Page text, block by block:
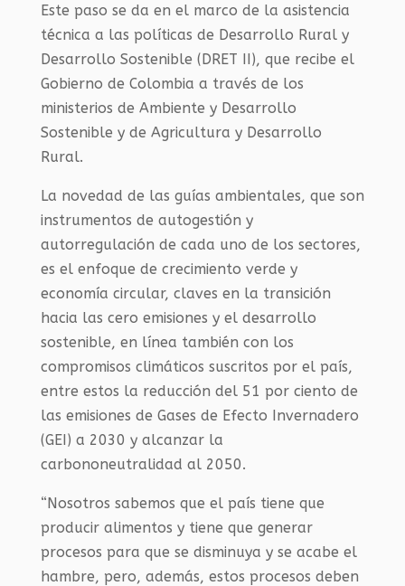
Este paso se da en el marco de la asistencia
técnica a las políticas de Desarrollo Rural y
Desarrollo Sostenible (DRET II), que recibe el
Gobierno de Colombia a través de los
ministerios de Ambiente y Desarrollo
Sostenible y de Agricultura y Desarrollo
Rural.
La novedad de las guías ambientales, que son
instrumentos de autogestión y
autorregulación de cada uno de los sectores,
es el enfoque de crecimiento verde y
economía circular, claves en la transición
hacia las cero emisiones y el desarrollo
sostenible, en línea también con los
compromisos climáticos suscritos por el país,
entre estos la reducción del 51 por ciento de
las emisiones de Gases de Efecto Invernadero
(GEI) a 2030 y alcanzar la
carbononeutralidad al 2050.
“Nosotros sabemos que el país tiene que
producir alimentos y tiene que generar
procesos para que se disminuya y se acabe el
hambre, pero, además, estos procesos deben